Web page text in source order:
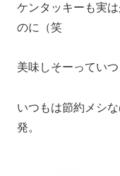
ケンタッキーも実
のに（笑
美味しそーってい
いつもは節約メシ
発。